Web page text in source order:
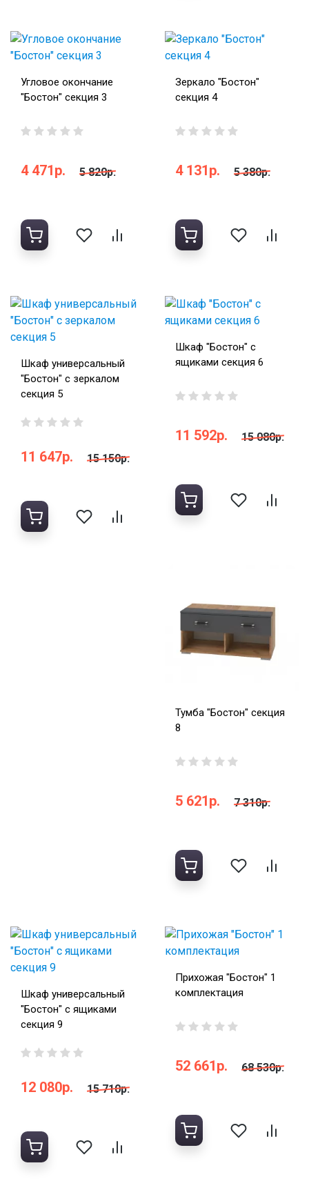
Угловое окончание
"Бостон" секция 3
4 471р. 5 820р.
Зеркало "Бостон"
секция 4
4 131р. 5 380р.
Шкаф универсальный
"Бостон" с зеркалом
секция 5
11 647р. 15 150р.
Шкаф "Бостон" с
ящиками секция 6
11 592р. 15 080р.
Тумба "Бостон" секция
8
5 621р. 7 310р.
Шкаф универсальный
"Бостон" с ящиками
секция 9
12 080р. 15 710р.
Прихожая "Бостон" 1
комплектация
52 661р. 68 530р.